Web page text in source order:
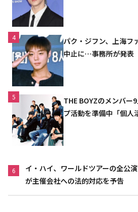
4
パク・ジフン、上海フ
中止に…事務所が発表
5
THE BOYZのメンバー
プ活動を準備中「個人
6
イ・ハイ、ワールドツアーの全公
が主催会社への法的対応を予告